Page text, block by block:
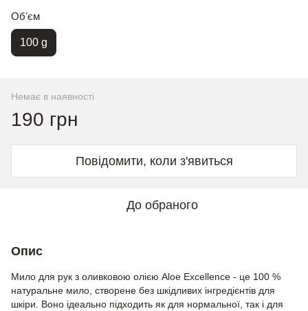
Обʼєм
100 g
Немає в наявності
190 грн
Повідомити, коли з'явиться
До обраного
Опис
Мило для рук з оливковою олією Aloe Excellence - це 100 %
натуральне мило, створене без шкідливих інгредієнтів для
шкіри. Воно ідеально підходить як для нормальної, так і для